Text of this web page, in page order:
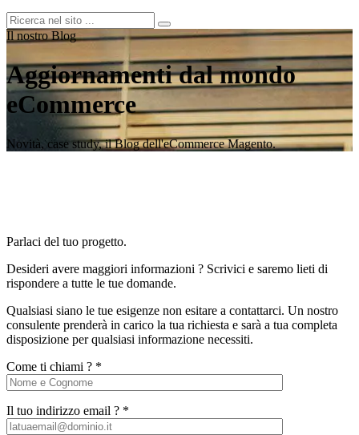
Il nostro Blog
Aggiornamenti dal mondo
eCommerce
Novità, case study, il Blog dell'eCommerce Magento.
Parlaci del tuo progetto.
Desideri avere maggiori informazioni ? Scrivici e saremo lieti di
rispondere a tutte le tue domande.
Qualsiasi siano le tue esigenze non esitare a contattarci. Un nostro
consulente prenderà in carico la tua richiesta e sarà a tua completa
disposizione per qualsiasi informazione necessiti.
Come ti chiami ? *
Il tuo indirizzo email ? *